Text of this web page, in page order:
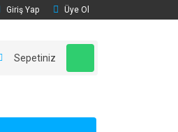
Giriş Yap Üye Ol
Sepetiniz